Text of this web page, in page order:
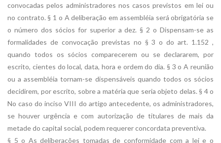
convocadas pelos administradores nos casos previstos em lei ou
no contrato. § 1 o A deliberação em assembléia será obrigatória se
o número dos sócios for superior a dez. § 2 o Dispensam-se as
formalidades de convocação previstas no § 3 o do art. 1.152 ,
quando todos os sócios comparecerem ou se declararem, por
escrito, cientes do local, data, hora e ordem do dia. § 3 o A reunião
ou a assembléia tornam-se dispensáveis quando todos os sócios
decidirem, por escrito, sobre a matéria que seria objeto delas. § 4 o
No caso do inciso VIII do artigo antecedente, os administradores,
se houver urgência e com autorização de titulares de mais da
metade do capital social, podem requerer concordata preventiva.
§ 5 o As deliberações tomadas de conformidade com a lei e o